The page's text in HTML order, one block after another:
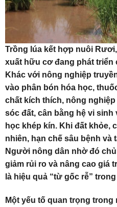
Trồng lúa kết hợp nuôi
xuất hữu cơ đang phát triển
Khác với nông nghiệp
vào phân bón hóa học,
chất kích thích, nông
sóc đất, cân bằng hệ vi
học khép kín. Khi đất khỏe,
nhiên, hạn chế sâu bệnh
Người nông dân nhờ đó
giảm rủi ro và nâng cao giá
là hiệu quả “từ gốc rễ”
Một yếu tố quan trọng